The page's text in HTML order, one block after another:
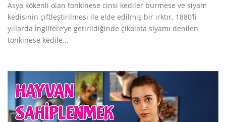
Asya kökenli olan tonkinese cinsi kediler burmese ve siyam
kedisinin çiftleştirilmesi ile elde edilmiş bir ırktır. 1880’li
yıllarda İngiltere’ye getirildiğinde çikolata siyamı denilen
tonkinese kedile...